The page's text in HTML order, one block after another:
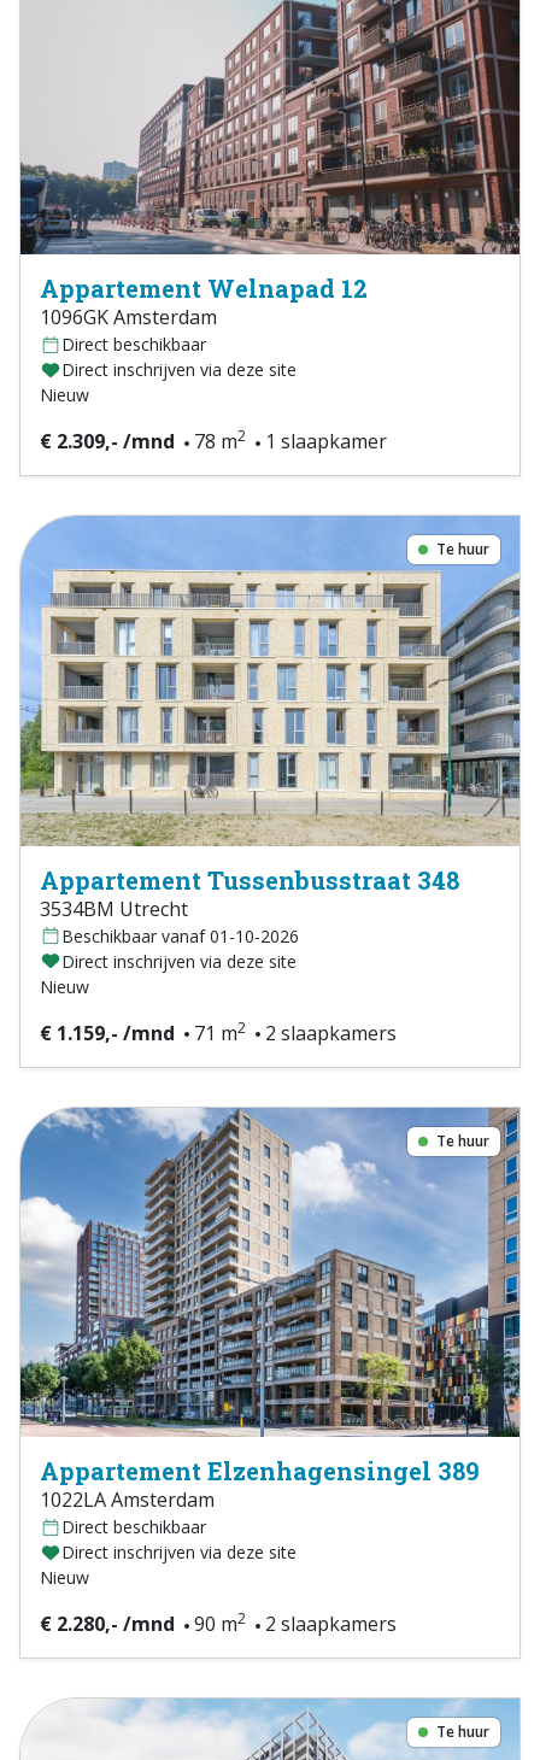
Appartement Welnapad 12
1096GK Amsterdam
Direct beschikbaar
Direct inschrijven via deze site
Nieuw
€ 2.309,- /mnd 78 m2 1 slaapkamer
Te huur
Appartement Tussenbusstraat 348
3534BM Utrecht
Beschikbaar vanaf 01-10-2026
Direct inschrijven via deze site
Nieuw
€ 1.159,- /mnd 71 m2 2 slaapkamers
Te huur
Appartement Elzenhagensingel 389
1022LA Amsterdam
Direct beschikbaar
Direct inschrijven via deze site
Nieuw
€ 2.280,- /mnd 90 m2 2 slaapkamers
Te huur